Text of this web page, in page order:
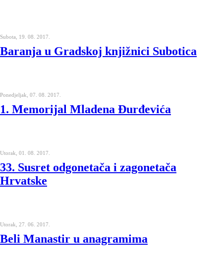
Subota, 19. 08. 2017.
Baranja u Gradskoj knjižnici Subotica
Ponedjeljak, 07. 08. 2017.
1. Memorijal Mladena Đurđevića
Utorak, 01. 08. 2017.
33. Susret odgonetača i zagonetača
Hrvatske
Utorak, 27. 06. 2017.
Beli Manastir u anagramima